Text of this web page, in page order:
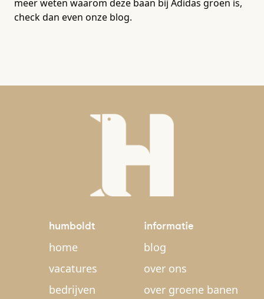
meer weten waarom deze baan bij Adidas groen is,
check dan even onze blog.
humboldt
home
vacatures
bedrijven
informatie
blog
over ons
over groene banen